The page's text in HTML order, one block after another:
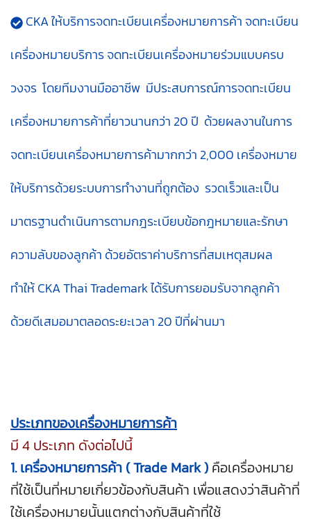
CKA ให้บริการจดทะเบียนเครื่องหมายการค้า จดทะเบียน
เครื่องหมายบริการ จดทะเบียนเครื่องหมายร่วมแบบครบ
วงจร โดยทีมงานมืออาชีพ มีประสบการณ์การจดทะเบียน
เครื่องหมายการค้าที่ยาวนานกว่า 20 ปี ด้วยผลงานในการ
จดทะเบียนเครื่องหมายการค้ามากกว่า 2,000 เครื่องหมาย
ให้บริการด้วยระบบการทำงานที่ถูกต้อง รวดเร็วและเป็น
มาตรฐานดำเนินการตามกฎระเบียบข้อกฎหมายและรักษา
ความลับของลูกค้า ด้วยอัตราค่าบริการที่สมเหตุสมผล
ทำให้ CKA Thai Trademark ได้รับการยอมรับจากลูกค้า
ด้วยดีเสมอมาตลอดระยะเวลา 20 ปีที่ผ่านมา
ประเภทของเครื่องหมายการค้า
มี 4 ประเภท ดังต่อไปนี้
1. เครื่องหมายการค้า ( Trade Mark ) คือเครื่องหมาย
ที่ใช้เป็นที่หมายเกี่ยวข้องกับสินค้า เพื่อแสดงว่าสินค้าที่
ใช้เครื่องหมายนั้นแตกต่างกับสินค้าที่ใช้